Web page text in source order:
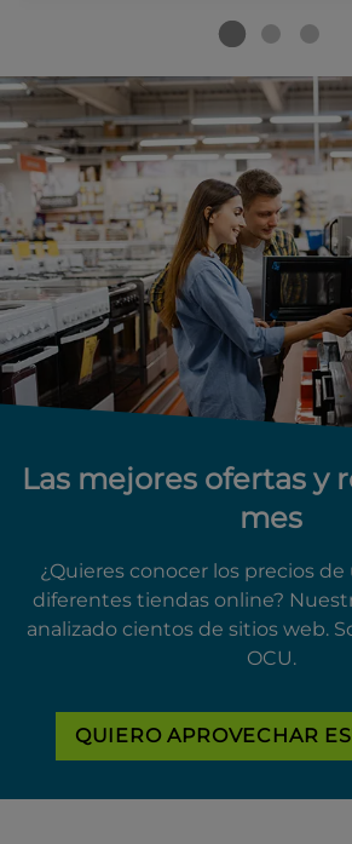
Las mejores ofertas y
mes
¿Quieres conocer los precios
diferentes tiendas online?
analizado cientos de sitios web.
OCU.
QUIERO APROVECHAR